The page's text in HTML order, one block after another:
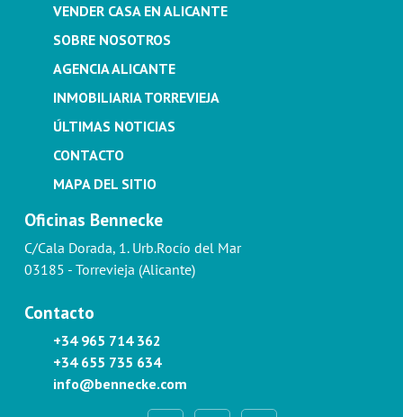
VENDER CASA EN ALICANTE
SOBRE NOSOTROS
AGENCIA ALICANTE
INMOBILIARIA TORREVIEJA
ÚLTIMAS NOTICIAS
CONTACTO
MAPA DEL SITIO
Oficinas Bennecke
C/Cala Dorada, 1. Urb.Rocío del Mar
03185 - Torrevieja (Alicante)
Contacto
+34 965 714 362
+34 655 735 634
info@bennecke.com